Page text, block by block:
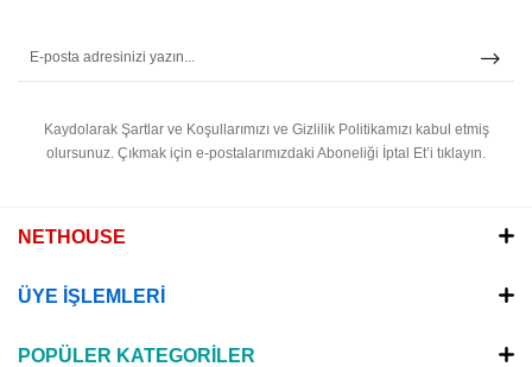
Kaydolarak Şartlar ve Koşullarımızı ve Gizlilik Politikamızı kabul etmiş
olursunuz. Çıkmak için e-postalarımızdaki Aboneliği İptal Et’i tıklayın.
NETHOUSE
ÜYE İŞLEMLERİ
POPÜLER KATEGORİLER